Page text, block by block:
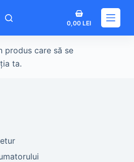
Coș
de
0,00LEI
produs care să se
ta.